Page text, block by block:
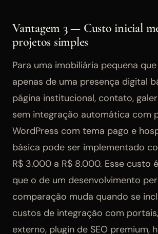
Vantagem 3 — Custo inicial
projetos simples
Para uma imobiliária pequena
apenas de uma presença digital
página institucional, contato,
sem integração automática com
WordPress com tema pago e
básica pode ser implementado
R$ 3.000 a R$ 8.000. Esse custo
que o de um desenvolvimento
comparação muda quando se
custos de integração com
externo, plugin de SEO premium,